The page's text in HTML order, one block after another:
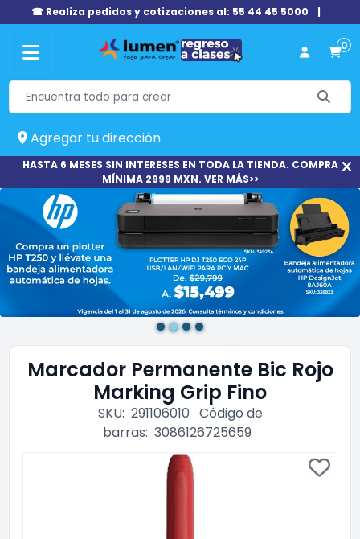
☎ Realiza pedidos y cotizaciones al: 55 44 45 5000 |
0
Agregar tu dirección
HASTA 6 MESES SIN INTERESES EN TODA LA TIENDA. COMPRA
MÍNIMA 2999 MXN. VER MÁS>>
Marcador Permanente Bic Rojo
Marking Grip Fino
SKU: 291106010 Código de
barras: 3086126725659